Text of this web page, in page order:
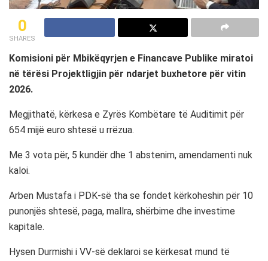
0
SHARES
Komisioni për Mbikëqyrjen e Financave Publike miratoi
në tërësi Projektligjin për ndarjet buxhetore për vitin
2026.
Megjithatë, kërkesa e Zyrës Kombëtare të Auditimit për
654 mijë euro shtesë u rrëzua.
Me 3 vota për, 5 kundër dhe 1 abstenim, amendamenti nuk
kaloi.
Arben Mustafa i PDK-së tha se fondet kërkoheshin për 10
punonjës shtesë, paga, mallra, shërbime dhe investime
kapitale.
Hysen Durmishi i VV-së deklaroi se kërkesat mund të